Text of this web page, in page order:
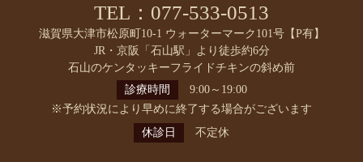
TEL：077-533-0513
滋賀県大津市松原町10-1 ウォーターマーク101号【P有】
JR・京阪「石山駅」より徒歩約6分
石山のケンタッキーフライドチキンの斜め前
診療時間
9:00～19:00
※予約状況により早めに終了する場合がございます
休診日
不定休